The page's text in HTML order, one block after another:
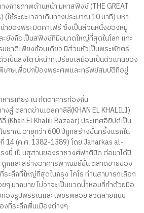
งถ่ายภาพด้านหน้า มหาสฟิงซ์ (THE GREAT
(ใช้ระยะเวลาเดินทางประมาณ 10 นาที) มหา
ของพีระมิดคาเฟร่ ซึ่งเป็นส่วนหนึ่งของหมู่
ยังถือเป็นสฟิงซ์ที่มีขนาดใหญ่ที่สุดในโลก แกะ
มชาติเพียงก้อนเดียว มีส่วนหัวเป็นพระพักตร์
เป็นสิงโต มีหน้าที่เปรียบเสมือนเป็นตัวแทนของ
เศษเพื่อปกป้องพระศพและทรัพย์สมบัติที่อยู่
หารเที่ยง ณ ภัตตาคารท้องถิ่น
งสู่ ตลาดข่านเอลคาลิลี่(KHAN EL KHALILI)
(Khan El Khalili Bazaar) ประเทศอียิปต์เป็น
บราณ อายุกว่า 600 ปีถูกสร้างขึ้นครั้งแรกใน
14 (ค.ศ. 1382-1389) โดย Jaharkas al-
งนี้ เป็ นสุสานของราชวงศ์ฟาติมิด ต่อมาได้มี
ดูกและสร้างอาคารพาณิชย์ขึ้น ตลาดขายของ
ะลึกที่ใหญ่ที่สุดในกรุง ไคโร ท่านสามารถเลือก
มากมาย ไม่ว่าจะเป็นขวดน้ำหอมที่ทำด้วยมือ
ทองรูปพรรณและเพชรพลอย ลวดลายแบบ
งที่ระลึกพื้นเมืองต่างๆ